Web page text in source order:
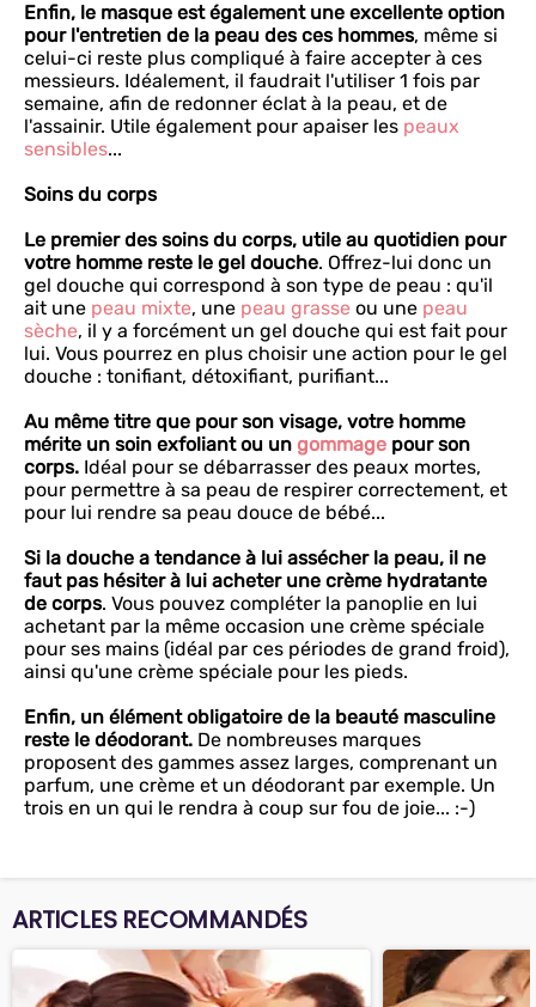
Enfin, le masque est également une excellente option
pour l'entretien de la peau des ces hommes, même si
celui-ci reste plus compliqué à faire accepter à ces
messieurs. Idéalement, il faudrait l'utiliser 1 fois par
semaine, afin de redonner éclat à la peau, et de
l'assainir. Utile également pour apaiser les peaux
sensibles...
Soins du corps
Le premier des soins du corps, utile au quotidien pour
votre homme reste le gel douche. Offrez-lui donc un
gel douche qui correspond à son type de peau : qu'il
ait une peau mixte, une peau grasse ou une peau
sèche, il y a forcément un gel douche qui est fait pour
lui. Vous pourrez en plus choisir une action pour le gel
douche : tonifiant, détoxifiant, purifiant...
Au même titre que pour son visage, votre homme
mérite un soin exfoliant ou un gommage pour son
corps. Idéal pour se débarrasser des peaux mortes,
pour permettre à sa peau de respirer correctement, et
pour lui rendre sa peau douce de bébé...
Si la douche a tendance à lui assécher la peau, il ne
faut pas hésiter à lui acheter une crème hydratante
de corps. Vous pouvez compléter la panoplie en lui
achetant par la même occasion une crème spéciale
pour ses mains (idéal par ces périodes de grand froid),
ainsi qu'une crème spéciale pour les pieds.
Enfin, un élément obligatoire de la beauté masculine
reste le déodorant. De nombreuses marques
proposent des gammes assez larges, comprenant un
parfum, une crème et un déodorant par exemple. Un
trois en un qui le rendra à coup sur fou de joie... :-)
ARTICLES RECOMMANDÉS